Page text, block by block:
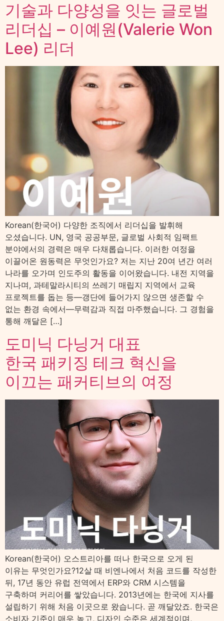
기술과 다양성을 잇는 글로벌
리더십 – 이예원(Valerie Won
Lee) 리더
Korean(한국어) 다양한 조직에서 리더십을 발휘해
오셨습니다. UN, 영국 공공부문, 글로벌 사회적 임팩트
분야에서의 경력은 매우 다채롭습니다. 이러한 여정을
이끌어온 원동력은 무엇인가요? 저는 지난 20여 년간 여러
나라를 오가며 인도주의 활동을 이어왔습니다. 내전 지역을
지나며, 과테말라시티의 쓰레기 매립지 지역에서 교육
프로젝트를 돕는 등—갱단에 들어가지 않으면 생존할 수
없는 환경 속에서—무력감과 직접 마주했습니다. 그 경험을
통해 깨달은 […]
도미닉 다닝거 대표
한국 패키징 테크 혁신을
이끄는 패커티브의 여정
Korean(한국어) 오스트리아를 떠나 한국으로 오게 된
이유는 무엇인가요?12살 때 비엔나에서 처음 코드를 작성한
뒤, 17년 동안 유럽 전역에서 ERP와 CRM 시스템을
구축하며 커리어를 쌓았습니다. 2013년에는 한국에 지사를
설립하기 위해 처음 이곳으로 왔습니다. 곧 깨달았죠. 한국은
소비자 기준이 매우 높고, 디자인 수준은 세계적이며,